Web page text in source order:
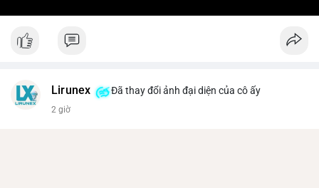
Lirunex Đã thay đổi ảnh đại diện của cô ấy
2 giờ